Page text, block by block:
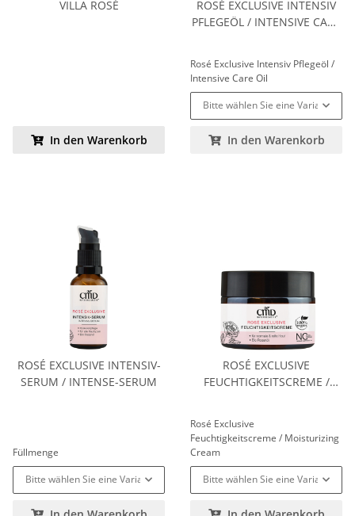
VILLA ROSÉ
In den Warenkorb
ROSÉ EXCLUSIVE INTENSIV
PFLEGEÖL / INTENSIVE CARE
Rosé Exclusive Intensiv Pflegeöl /
Intensive Care Oil
Bitte wählen Sie eine Variation.
In den Warenkorb
ROSÉ EXCLUSIVE INTENSIV-
SERUM / INTENSE-SERUM
Füllmenge
Bitte wählen Sie eine Variation.
ROSÉ EXCLUSIVE
FEUCHTIGKEITSCREME /
Rosé Exclusive
Feuchtigkeitscreme / Moisturizing
Cream
Bitte wählen Sie eine Variation.